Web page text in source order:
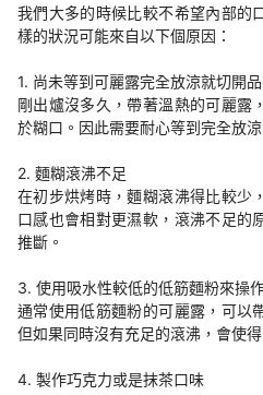
我們大多的時候比較不希望內部的
樣的狀況可能來自以下個原因：
1. 尚未等到可麗露完全放涼就切開品
剛出爐沒多久，帶著溫熱的可麗露
於糊口。因此需要耐心等到完全放
2. 麵糊滾沸不足
在初步烘烤時，麵糊滾沸得比較少
口感也會相對更濕軟，滾沸不足的
推斷。
3. 使用吸水性較低的低筋麵粉來操
通常使用低筋麵粉的可麗露，可以
但如果同時沒有充足的滾沸，會使
4. 製作巧克力或是抹茶口味